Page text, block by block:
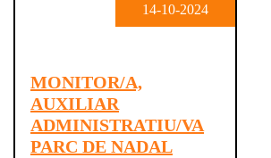
14-10-2024
MONITOR/A,
AUXILIAR
ADMINISTRATIU/VA
PARC DE NADAL